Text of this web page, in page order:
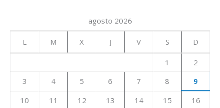
agosto 2026
L M X J V S D
1
2
3
4 5 6 7 8
9
10
11 12 13 14 15
16